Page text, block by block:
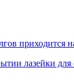
приходится
лазейки для